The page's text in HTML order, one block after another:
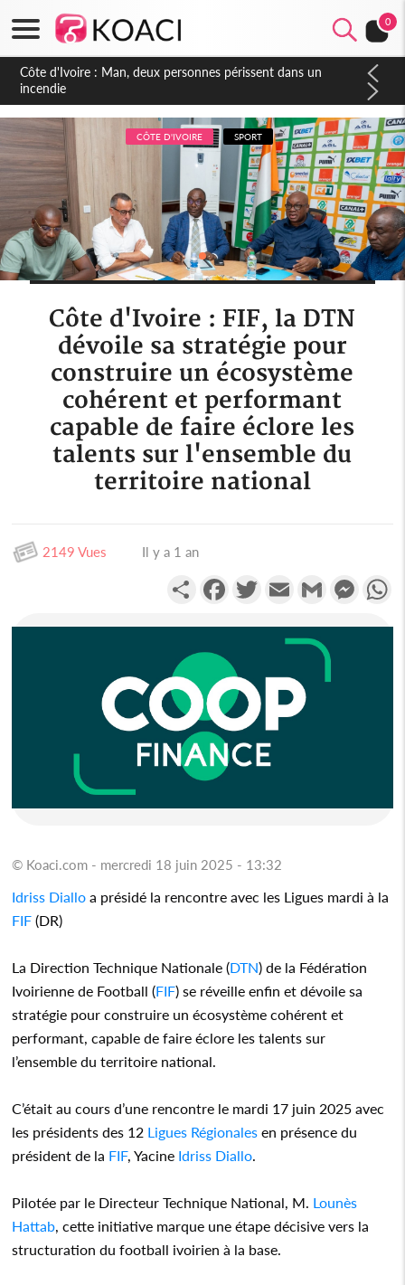
0
Côte d'Ivoire : Séileu, la célébration de la fête nationale
transformée en vaste campagne contre les produits
dépigmentants dangereux
CÔTE D'IVOIRE SPORT
Côte d'Ivoire : FIF, la DTN
dévoile sa stratégie pour
construire un écosystème
cohérent et performant
capable de faire éclore les
talents sur l'ensemble du
territoire national
2149 Vues Il y a 1 an
PartagerFacebookTwitterEmail Gmail
© Koaci.com - mercredi 18 juin 2025 - 13:32
Idriss Diallo a présidé la rencontre avec les Ligues mardi à la
FIF (DR)
La Direction Technique Nationale (DTN) de la Fédération
Ivoirienne de Football (FIF) se réveille enfin et dévoile sa
stratégie pour construire un écosystème cohérent et
performant, capable de faire éclore les talents sur
l’ensemble du territoire national.
C’était au cours d’une rencontre le mardi 17 juin 2025 avec
les présidents des 12 Ligues Régionales en présence du
président de la FIF, Yacine Idriss Diallo
Pilotée par le Directeur Technique National, M. Lounès
Hattab , cette initiative marque une étape décisive vers la
structuration du football ivoirien à la base.